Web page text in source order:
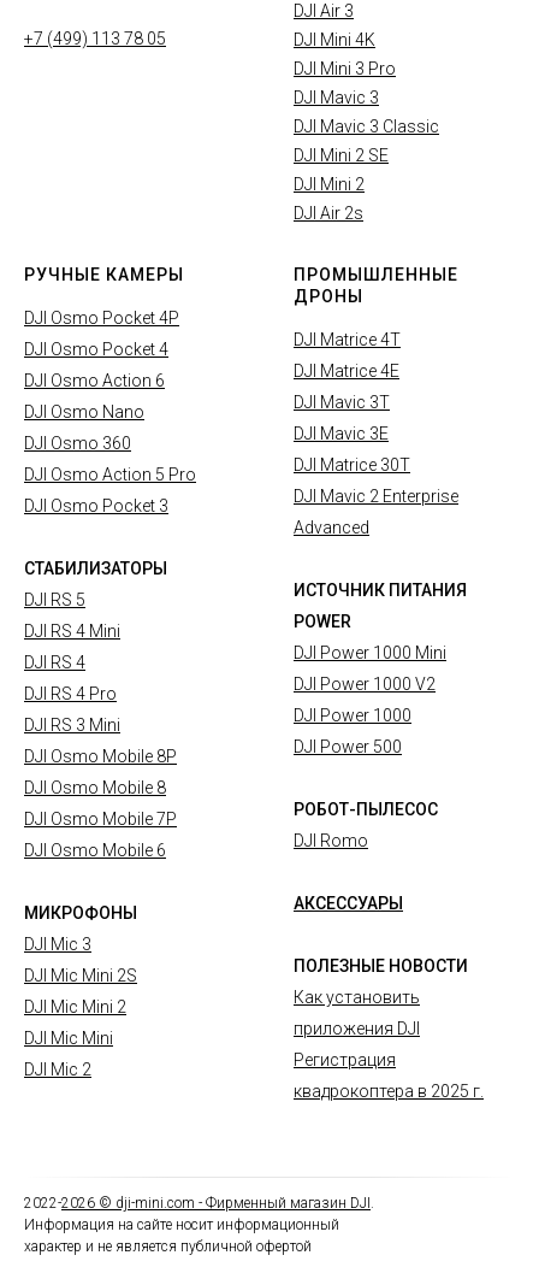
+7 (499) 113 78 05
DJI Air 3
DJI Mini 4K
DJI Mini 3 Pro
DJI Mavic 3
DJI Mavic 3 Classic
DJI Mini 2 SE
DJI Mini 2
DJI Air 2s
РУЧНЫЕ КАМЕРЫ
DJI Osmo Pocket 4P
DJI Osmo Pocket 4
DJI Osmo Action 6
DJI Osmo Nano
DJI Osmo 360
DJI Osmo Action 5 Pro
DJI Osmo Pocket 3
СТАБИЛИЗАТОРЫ
DJI RS 5
DJI RS 4 Mini
DJI RS 4
DJI RS 4 Pro
DJI RS 3 Mini
DJI Osmo Mobile 8P
DJI Osmo Mobile 8
DJI Osmo Mobile 7P
DJI Osmo Mobile 6
МИКРОФОНЫ
DJI Mic 3
DJI Mic Mini 2S
DJI Mic Mini 2
DJI Mic Mini
DJI Mic 2
ПРОМЫШЛЕННЫЕ
ДРОНЫ
DJI Matrice 4T
DJI Matrice 4E
DJI Mavic 3T
DJI Mavic 3E
DJI Matrice 30T
DJI Mavic 2 Enterprise
Advanced
ИСТОЧНИК ПИТАНИЯ
POWER
DJI Power 1000 Mini
DJI Power 1000 V2
DJI Power 1000
DJI Power 500
РОБОТ-ПЫЛЕСОС
DJI Romo
АКСЕССУАРЫ
ПОЛЕЗНЫЕ НОВОСТИ
Как установить
приложения DJI
Регистрация
квадрокоптера в 2025 г.
2022-2026 © dji-mini.com - Фирменный магазин DJI .
Информация на сайте носит информационный
характер и не является публичной офертой